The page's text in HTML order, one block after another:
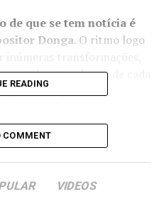
de que se tem notícia é
Donga. O ritmo logo
estilos e tradições de cada
sua expansão
momentos. O
de discriminação sofrido
READING
COMMENT
VIDEOS